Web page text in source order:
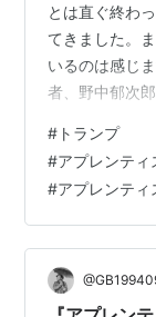
とは直ぐ終わ
てきました。
いるのは感じ
者、野中郁次
す。太平洋戦
的に分析した
質作者:戸部 良
友秀,野中 郁次
と、日本的な
まで全く変わ
# トランプ
#アプレンテ
#アプレンティ